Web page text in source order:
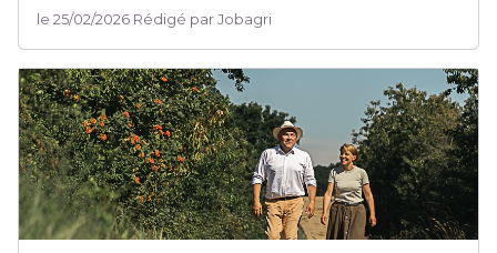
le 25/02/2026 Rédigé par Jobagri